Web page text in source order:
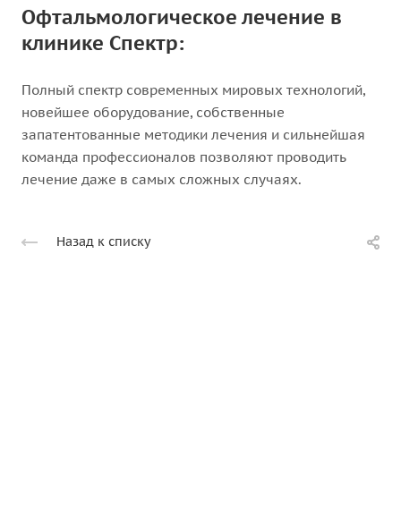
Офтальмологическое лечение в
клинике Спектр:
Полный спектр современных мировых технологий,
новейшее оборудование, собственные
запатентованные методики лечения и сильнейшая
команда профессионалов позволяют проводить
лечение даже в самых сложных случаях.
Назад к списку